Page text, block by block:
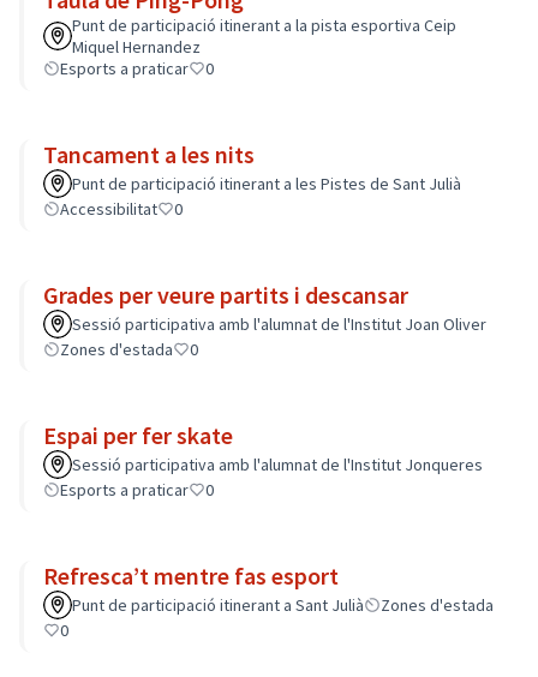
Punt de participació itinerant a la pista esportiva Ceip
Miquel Hernandez
Esports a praticar
0
Tancament a les nits
Punt de participació itinerant a les Pistes de Sant Julià
Accessibilitat
0
Grades per veure partits i descansar
Sessió participativa amb l'alumnat de l'Institut Joan Oliver
Zones d'estada
0
Espai per fer skate
Sessió participativa amb l'alumnat de l'Institut Jonqueres
Esports a praticar
0
Refresca’t mentre fas esport
Punt de participació itinerant a Sant Julià
Zones d'estada
0